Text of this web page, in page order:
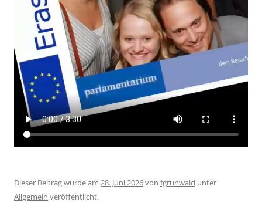
Dieser Beitrag wurde am 28. Juni 2026von fgrunwald unter
Allgemein veröffentlicht.